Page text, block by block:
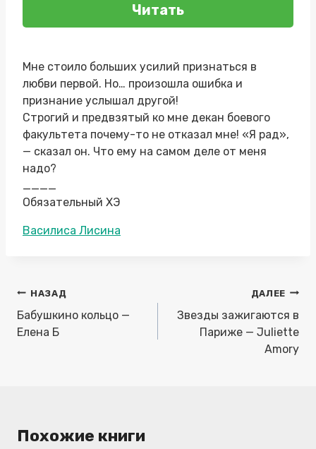
Читать
Мне стоило больших усилий признаться в
любви первой. Но… произошла ошибка и
признание услышал другой!
Строгий и предвзятый ко мне декан боевого
факультета почему-то не отказал мне! «Я рад»,
— сказал он. Что ему на самом деле от меня
надо?
Обязательный ХЭ
Метки
Василиса Лисина
Навигация
по
записям
НАЗАД
Бабушкино кольцо —
Елена Б
ДАЛЕЕ
Звезды зажигаются в
Париже — Juliette
Amory
Похожие книги